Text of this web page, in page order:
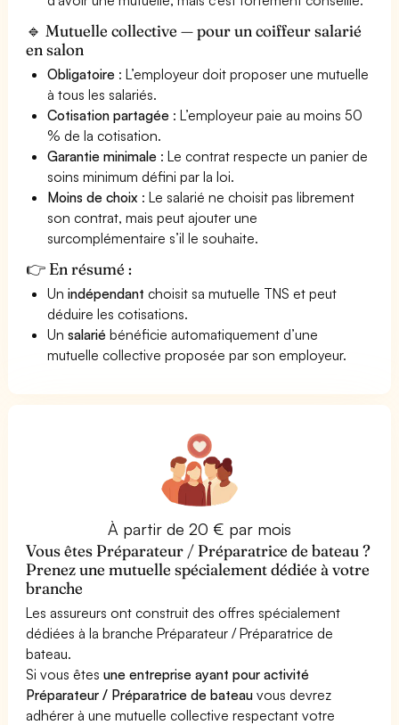
🔹 Mutuelle collective — pour un coiffeur salarié
en salon
Obligatoire : L’employeur doit proposer une mutuelle
à tous les salariés.
Cotisation partagée : L’employeur paie au moins 50
% de la cotisation.
Garantie minimale : Le contrat respecte un panier de
soins minimum défini par la loi.
Moins de choix : Le salarié ne choisit pas librement
son contrat, mais peut ajouter une
surcomplémentaire s’il le souhaite.
👉 En résumé :
Unindépendant choisit sa mutuelle TNS et peut
déduire les cotisations.
Unsalarié bénéficie automatiquement d’une
mutuelle collective proposée par son employeur.
À partir de 20 € par mois
Vous êtes Préparateur / Préparatrice de bateau ?
Prenez une mutuelle spécialement dédiée à votre
branche
Les assureurs ont construit des offres spécialement
dédiées à la branche Préparateur / Préparatrice de
bateau.
Si vous êtesune entreprise ayant pour activité
Préparateur / Préparatrice de bateau vous devrez
adhérer à une mutuelle collective respectant votre